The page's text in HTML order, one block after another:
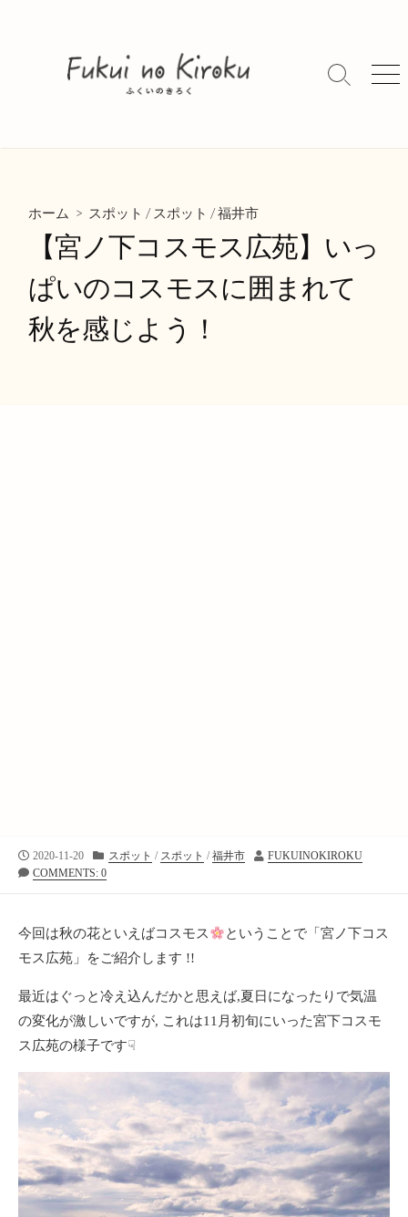
ス
検
替
メ
ホーム > スポット / スポット /福井市
【宮ノ下コスモス広苑】いっ
ぱいのコスモスに囲まれて
秋を感じよう！
公
開
2020-11-20
カ
スポット / スポット /福井市
投
FUKUINOKIROKU
COMMENTS: 0
今回は秋の花といえばコスモス
ということで「宮ノ下コス
モス広苑」をご紹介します !!
最近はぐっと冷え込んだかと思えば,夏日になったりで気温
の変化が激しいですが, これは11月初旬にいった宮下コスモ
ス広苑の様子です☟